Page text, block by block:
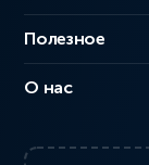
Полезное
О нас